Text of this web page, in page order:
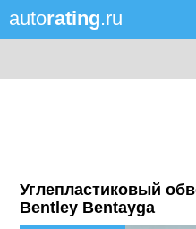
autorating.ru
Углепластиковый
Bentley Bentayga